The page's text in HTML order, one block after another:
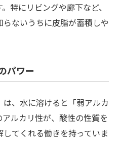
特にリビングや廊下など、
ないうちに皮脂が蓄積しや
パワー
、水に溶けると「弱アルカ
ルカリ性が、酸性の性質を
てくれる働きを持っていま